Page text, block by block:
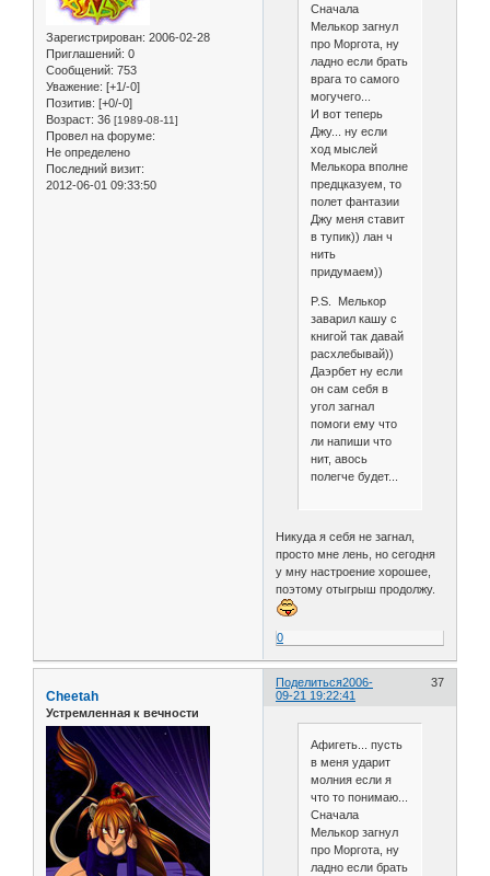
Зарегистрирован: 2006-02-28
Приглашений: 0
Сообщений: 753
Уважение: [+1/-0]
Позитив: [+0/-0]
Возраст: 36 [1989-08-11]
Провел на форуме:
Не определено
Последний визит:
2012-06-01 09:33:50
Сначала
Мелькор загнул
про Моргота, ну
ладно если брать
врага то самого
могучего...
И вот теперь
Джу... ну если
ход мыслей
Мелькора вполне
предцказуем, то
полет фантазии
Джу меня ставит
в тупик)) лан ч
нить
придумаем))
P.S. Мелькор
заварил кашу с
книгой так давай
расхлебывай))
Даэрбет ну если
он сам себя в
угол загнал
помоги ему что
ли напиши что
нит, авось
полегче будет...
Никуда я себя не загнал,
просто мне лень, но сегодня
у мну настроение хорошее,
поэтому отыгрыш продолжу.
0
Поделиться 37
2006-
09-21 19:22:41
Cheetah
Устремленная к вечности
Афигеть... пусть
в меня ударит
молния если я
что то понимаю...
Сначала
Мелькор загнул
про Моргота, ну
ладно если брать